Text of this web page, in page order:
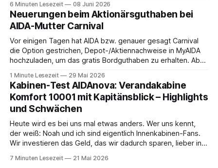
Saxonia ging es zur Mittagszeit von Mainz Richtung Koblenz
– und wir durften für ein
6 Minuten Lesezeit 08 Juni 2026
Neuerungen beim Aktionärsguthaben bei
AIDA-Mutter Carnival
Vor einigen Tagen hat AIDA bzw. genauer gesagt Carnival
die Option gestrichen, Depot-/Aktiennachweise in MyAIDA
hochzuladen, um das gratis Bordguthaben zu erhalten. Ab
werden, um das Bordguthaben zu erhalten. Bereits vor
einiger Zeit wurde zudem die Möglichkeit gestrichen, das
Bordguthaben per
1 Minute Lesezeit 29 Mai 2026
Kabinen-Test AIDAnova: Verandakabine
Komfort 10001 mit Kapitänsblick – Highlights
und Schwächen
Heute wird es bei uns mal etwas anders. Wer uns kennt,
der weiß: Noah und ich sind eigentlich Innenkabinen-Fans.
Wir investieren das Geld, das wir dadurch sparen, lieber in
Cocktail an der Bar. Auch auf einer unserer letzten Reisen
7 Minuten Lesezeit 21 Mai 2026